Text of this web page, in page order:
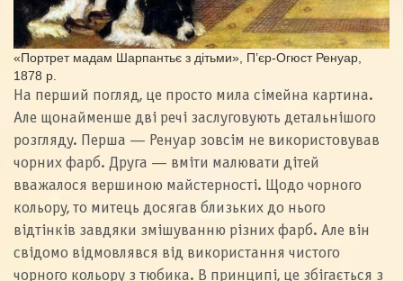
«Портрет мадам Шарпантьє з дітьми», П’єр-Огюст Ренуар,
1878 р.
На перший погляд, це просто мила сімейна картина.
Але щонайменше дві речі заслуговують детальнішого
розгляду. Перша — Ренуар зовсім не використовував
чорних фарб. Друга — вміти малювати дітей
вважалося вершиною майстерності. Щодо чорного
кольору, то митець досягав близьких до нього
відтінків завдяки змішуванню різних фарб. Але він
свідомо відмовлявся від використання чистого
чорного кольору з тюбика. В принципі, це збігається з